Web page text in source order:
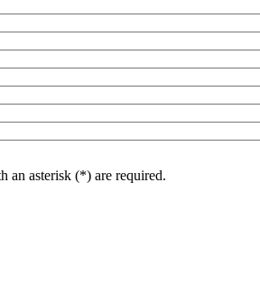
an asterisk (*) are required.